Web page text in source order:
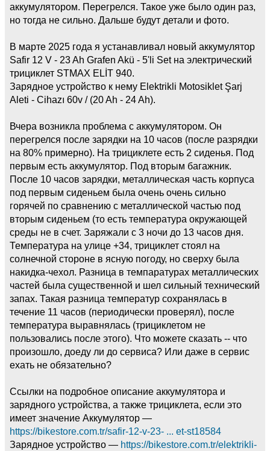
аккумулятором. Перегрелся. Такое уже было один раз,
но тогда не сильно. Дальше будут детали и фото.
В марте 2025 года я устанавливал новый аккумулятор
Safir 12 V - 23 Ah Grafen Akü - 5'li Set на электрический
трициклет STMAX ELİT 940.
Зарядное устройство к нему Elektrikli Motosiklet Şarj
Aleti - Cihazı 60v / (20 Ah - 24 Ah).
Вчера возникла проблема с аккумулятором. Он
перегрелся после зарядки на 10 часов (после разрядки
на 80% примерно). На трициклете есть 2 сиденья. Под
первым есть аккумулятор. Под вторым багажник.
После 10 часов зарядки, металлическая часть корпуса
под первым сиденьем была очень очень сильно
горячей по сравнению с металлической частью под
вторым сиденьем (то есть температура окружающей
среды не в счет. Заряжали с 3 ночи до 13 часов дня.
Температура на улице +34, трициклет стоял на
солнечной стороне в ясную погоду, но сверху была
накидка-чехол. Разница в темпаратурах металлических
частей была существенной и шел сильный технический
запах. Такая разница температур сохранялась в
течение 11 часов (периодически проверял), после
температура выравнялась (трициклетом не
пользовались после этого). Что можете сказать -- что
произошло, доеду ли до сервиса? Или даже в сервис
ехать не обязательно?
Ссылки на подробное описание аккумулятора и
зарядного устройства, а также трициклета, если это
имеет значение Аккумулятор —
https://bikestore.com.tr/safir-12-v-23- ... et-st18584
Зарядное устройство — https://bikestore.com.tr/elektrikli-